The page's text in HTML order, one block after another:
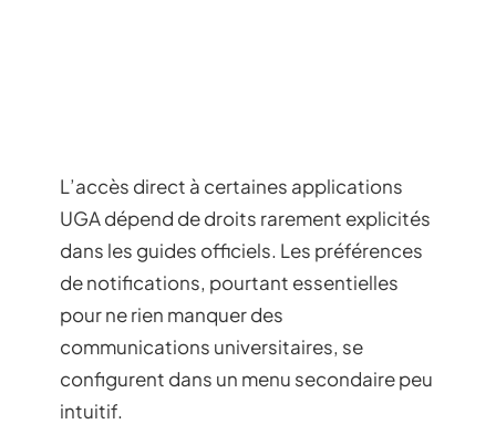
L’accès direct à certaines applications
UGA dépend de droits rarement explicités
dans les guides officiels. Les préférences
de notifications, pourtant essentielles
pour ne rien manquer des
communications universitaires, se
configurent dans un menu secondaire peu
intuitif.